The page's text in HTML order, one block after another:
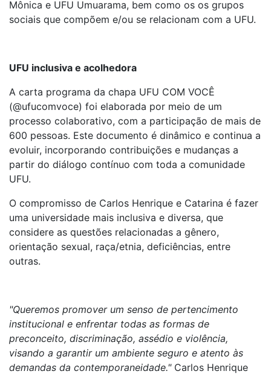
Mônica e UFU Umuarama, bem como os os grupos
sociais que compõem e/ou se relacionam com a UFU.
UFU inclusiva e acolhedora
A carta programa da chapa UFU COM VOCÊ
(@ufucomvoce) foi elaborada por meio de um
processo colaborativo, com a participação de mais de
600 pessoas. Este documento é dinâmico e continua a
evoluir, incorporando contribuições e mudanças a
partir do diálogo contínuo com toda a comunidade
UFU.
O compromisso de Carlos Henrique e Catarina é fazer
uma universidade mais inclusiva e diversa, que
considere as questões relacionadas a gênero,
orientação sexual, raça/etnia, deficiências, entre
outras.
"Queremos promover um senso de pertencimento
institucional e enfrentar todas as formas de
preconceito, discriminação, assédio e violência,
visando a garantir um ambiente seguro e atento às
demandas da contemporaneidade." Carlos Henrique